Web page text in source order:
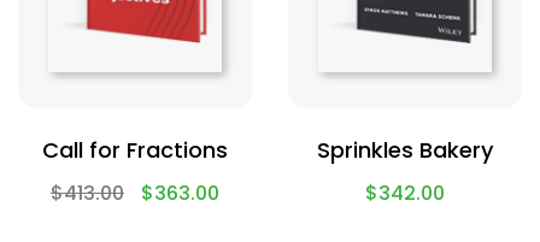
Call for Fractions
$413.00 $363.00
Sprinkles Bakery
$342.00